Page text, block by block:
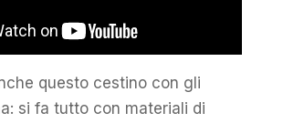
questo cestino con gli
si fa tutto con materiali di